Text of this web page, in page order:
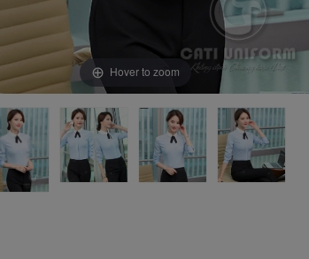
Hover to zoom